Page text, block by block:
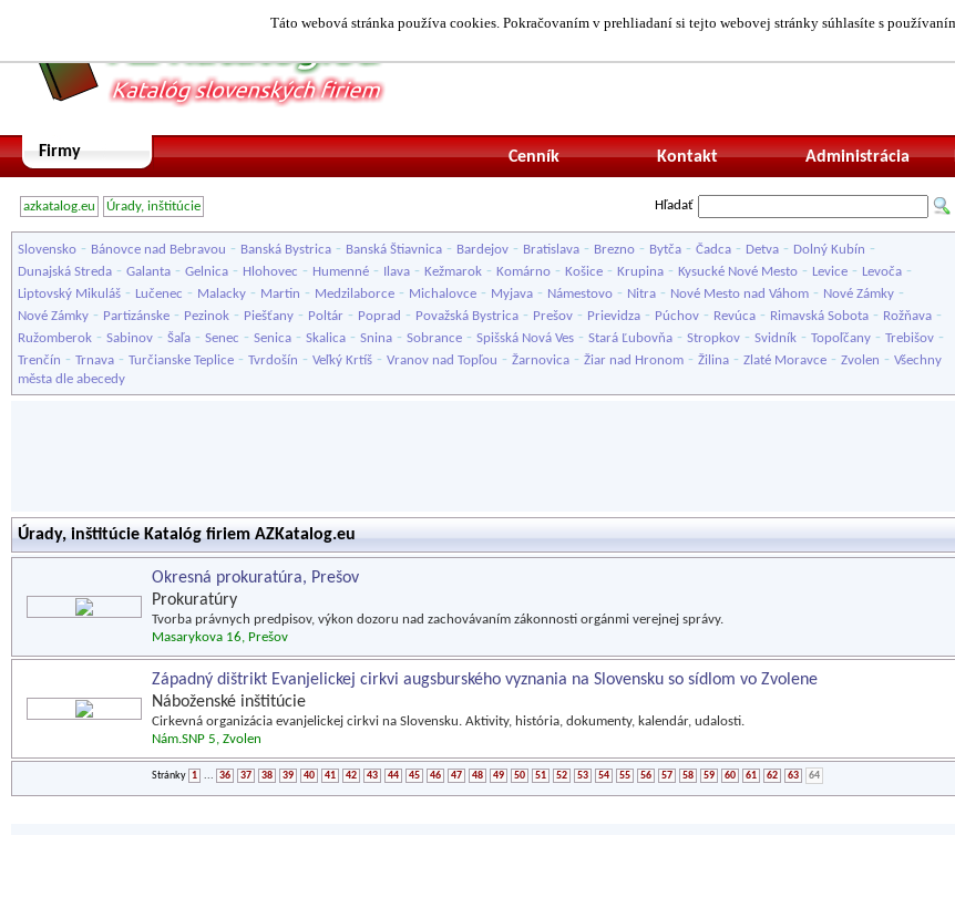
Táto webová stránka používa cookies. Pokračovaním v prehliadaní si tejto webovej stránky súhlasíte s
Firmy Administrácia
Kontakt
Cenník
azkatalog.eu Úrady, inštitúcie Hľadať
Slovensko - Bánovce nad Bebravou - Banská Bystrica - Banská Štiavnica - Bardejov - Bratislava - Brezno - Bytča - Čadca - Detva - Dolný Kubín -
Dunajská Streda - Galanta - Gelnica - Hlohovec - Humenné - Ilava - Kežmarok - Komárno - Košice - Krupina - Kysucké Nové Mesto - Levice - Levoča -
Liptovský Mikuláš - Lučenec - Malacky - Martin - Medzilaborce - Michalovce - Myjava - Námestovo - Nitra - Nové Mesto nad Váhom - Nové Zámky -
Nové Zámky - Partizánske - Pezinok - Piešťany - Poltár - Poprad - Považská Bystrica - Prešov - Prievidza - Púchov - Revúca - Rimavská Sobota - Rožňava -
Ružomberok - Sabinov - Šaľa - Senec - Senica - Skalica - Snina - Sobrance - Spišská Nová Ves - Stará Ľubovňa - Stropkov - Svidník - Topoľčany - Trebišov -
Trenčín - Trnava - Turčianske Teplice - Tvrdošín - Veľký Krtíš - Vranov nad Topľou - Žarnovica - Žiar nad Hronom - Žilina - Zlaté Moravce - Zvolen - Všechny
města dle abecedy
Úrady, inštitúcie Katalóg firiem AZKatalog.eu
Okresná prokuratúra, Prešov
Prokuratúry
Tvorba právnych predpisov, výkon dozoru nad zachovávaním zákonnosti orgánmi verejnej správy.
Masarykova 16, Prešov
Západný dištrikt Evanjelickej cirkvi augsburského vyznania na Slovensku so sídlom vo Zvolene
Náboženské inštitúcie
Cirkevná organizácia evanjelickej cirkvi na Slovensku. Aktivity, história, dokumenty, kalendár, udalosti.
Nám.SNP 5, Zvolen
Stránky 1 ... 36 37 38 39 40 41 42 43 44 45 46 47 48 49 50 51 52 53 54 55 56 57 58 59 60 61 62 63 64